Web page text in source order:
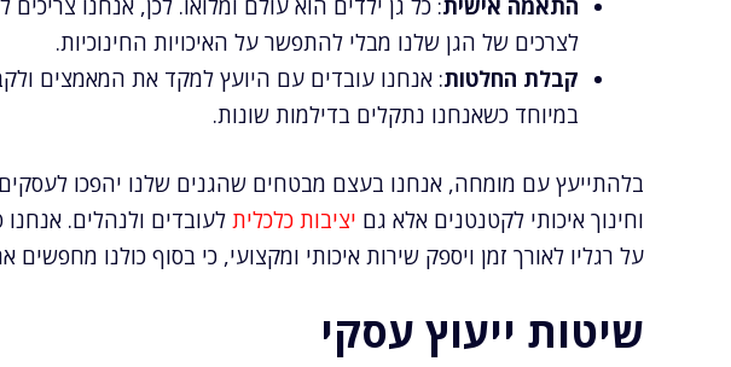
התאמה אישית: כל גן ילדים הוא עולם ומלואו. לכן, אנחנו צריכים
לצרכים של הגן שלנו מבלי להתפשר על האיכויות החינוכיות.
קבלת החלטות: אנחנו עובדים עם היועץ למקד את המאמצים
במיוחד כשאנחנו נתקלים בדילמות שונות.
בלהתייעץ עם מומחה, אנחנו בעצם מבטחים שהגנים שלנו יהפכו
וחינוך איכותי לקטנטנים אלא גם יציבות כלכלית לעובדים ולנהלים.
על רגליו לאורך זמן ויספק שירות איכותי ומקצועי, כי בסוף כולנו מחפשים
שיטות ייעוץ עסקי